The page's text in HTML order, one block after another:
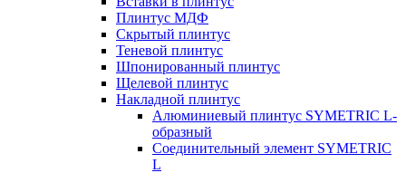
Плинтус МДФ
Скрытый плинтус
Теневой плинтус
Шпонированный плинтус
Щелевой плинтус
Накладной плинтус
Алюминиевый плинтус SYMETRIC L-
образный
Соединительный элемент SYMETRIC
L